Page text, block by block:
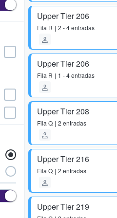
Upper Tier 206
Fila R 2 - 4 entradas
Upper Tier 206
Fila R 1 - 4 entradas
Upper Tier 208
Fila Q 2 entradas
Upper Tier 216
Fila Q 2 entradas
Upper Tier 219